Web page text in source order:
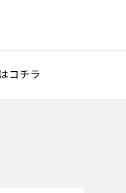
はコチラ